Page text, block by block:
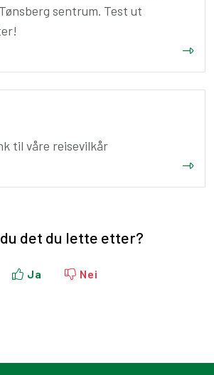
sentrum. Test ut
til våre reisevilkår
det du lette etter?
Ja Nei